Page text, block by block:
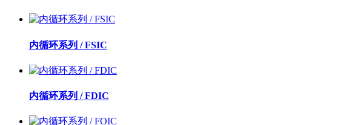
内循环系列 / FSIC
内循环系列 / FDIC